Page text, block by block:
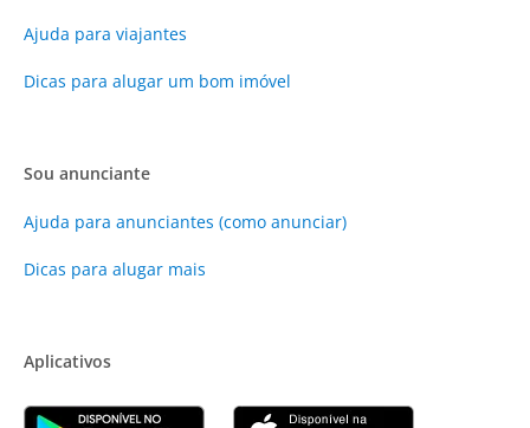
Ajuda para viajantes
Dicas para alugar um bom imóvel
Sou anunciante
Ajuda para anunciantes (como anunciar)
Dicas para alugar mais
Aplicativos